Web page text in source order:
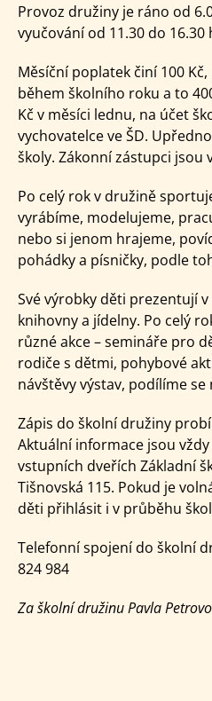
Provoz družiny je ráno od
vyučování od 11.30 do 16.30
Měsíční poplatek činí 100
během školního roku a to
Kč v měsíci lednu, na účet
vychovatelce ve ŠD.
školy. Zákonní zástupci jsou
Po celý rok v družině
vyrábíme, modelujeme,
nebo si jenom hrajeme,
pohádky a písničky, podle
Své výrobky děti prezentují
knihovny a jídelny. Po celý
různé akce – semináře pro
rodiče s dětmi, pohybové
návštěvy výstav, podílíme se
Zápis do školní družiny
Aktuální informace jsou
vstupních dveřích Základní
Tišnovská 115. Pokud je
děti přihlásit i v průběhu
Telefonní spojení do školní
824 984
Za školní družinu Pavla